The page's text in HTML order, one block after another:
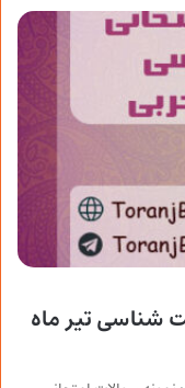
شناسی تیر ماه